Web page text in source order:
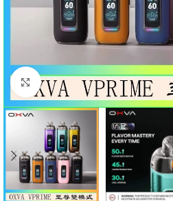
Click to enlarge